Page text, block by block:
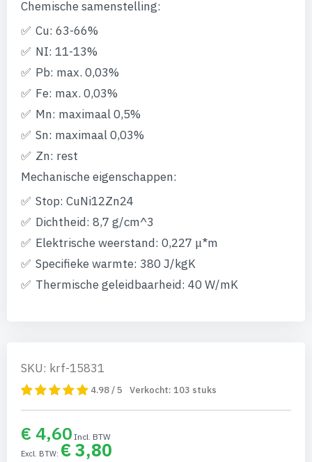
Chemische samenstelling:
Cu: 63-66%
NI: 11-13%
Pb: max. 0,03%
Fe: max. 0,03%
Mn: maximaal 0,5%
Sn: maximaal 0,03%
Zn: rest
Mechanische eigenschappen:
Stop: CuNi12Zn24
Dichtheid: 8,7 g/cm^3
Elektrische weerstand: 0,227 μ*m
Specifieke warmte: 380 J/kgK
Thermische geleidbaarheid: 40 W/mK
SKU: krf-15831
4.98 / 5 Verkocht: 103 stuks
€ 4,60
€ 3,80